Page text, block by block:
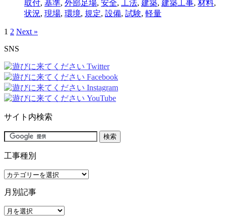
取付, 基準, 外部足場, 安全, 工法, 建築, 建築工事, 材料,
状況, 現場, 環境, 規定, 設備, 試験, 軽量
1 2 Next »
SNS
サイト内検索
工事種別
工
種
別
月別記事
月